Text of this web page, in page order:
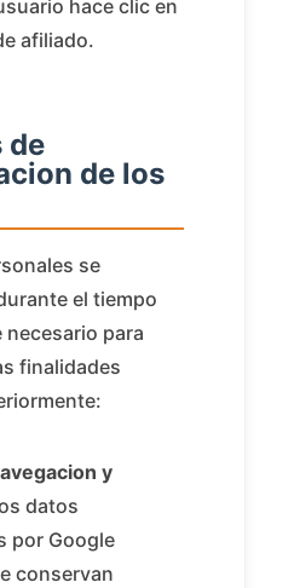
hace clic en
afiliado.
de
de los
se
el tiempo
para
finalidades
y
datos
por Google
conservan